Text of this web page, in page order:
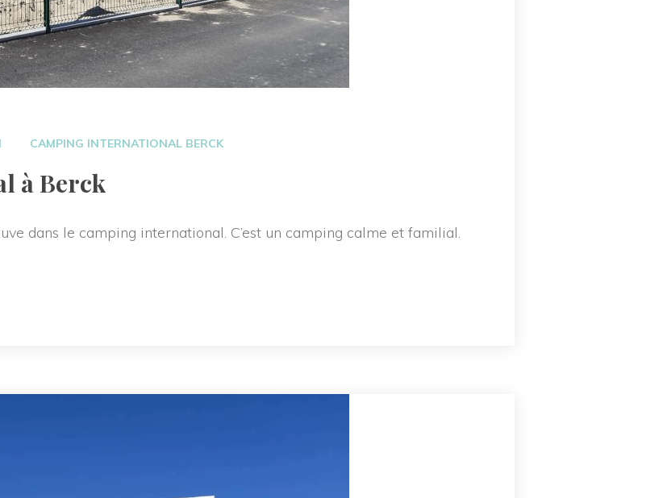
CAMPING INTERNATIONAL BERCK
à Berck
dans le camping international. C’est un camping calme et familial.